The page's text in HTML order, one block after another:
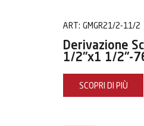
ART: GMGR21/2-11/2
Derivazione
1/2"x1 1/2"-
SCOPRI DI PIÙ